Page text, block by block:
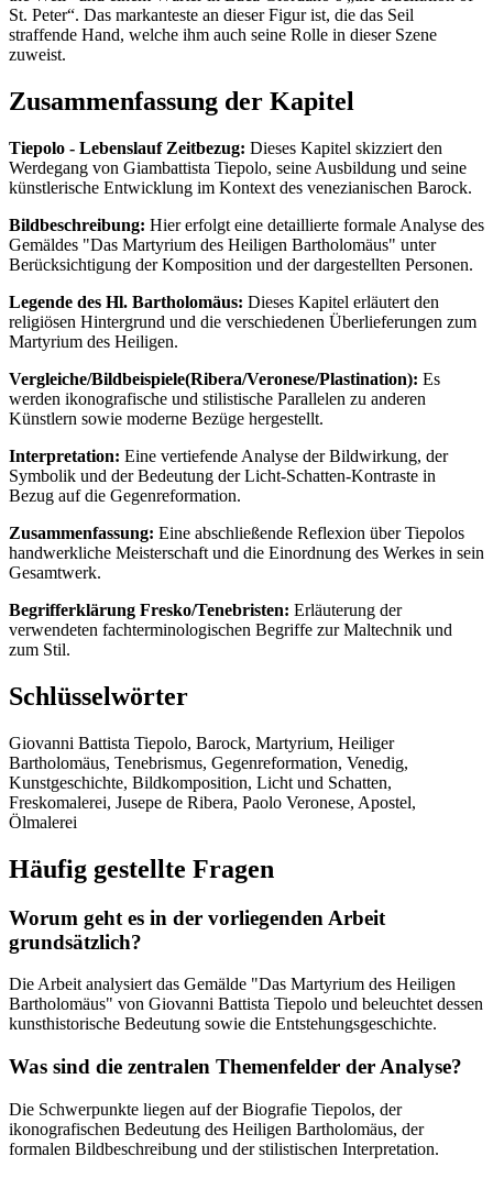
St. Peter“. Das markanteste an dieser Figur ist, die das Seil
straffende Hand, welche ihm auch seine Rolle in dieser Szene
zuweist.
Zusammenfassung der Kapitel
Tiepolo - Lebenslauf Zeitbezug: Dieses Kapitel skizziert den
Werdegang von Giambattista Tiepolo, seine Ausbildung und seine
künstlerische Entwicklung im Kontext des venezianischen Barock.
Bildbeschreibung: Hier erfolgt eine detaillierte formale Analyse des
Gemäldes "Das Martyrium des Heiligen Bartholomäus" unter
Berücksichtigung der Komposition und der dargestellten Personen.
Legende des Hl. Bartholomäus: Dieses Kapitel erläutert den
religiösen Hintergrund und die verschiedenen Überlieferungen zum
Martyrium des Heiligen.
Vergleiche/Bildbeispiele(Ribera/Veronese/Plastination): Es
werden ikonografische und stilistische Parallelen zu anderen
Künstlern sowie moderne Bezüge hergestellt.
Interpretation: Eine vertiefende Analyse der Bildwirkung, der
Symbolik und der Bedeutung der Licht-Schatten-Kontraste in
Bezug auf die Gegenreformation.
Zusammenfassung: Eine abschließende Reflexion über Tiepolos
handwerkliche Meisterschaft und die Einordnung des Werkes in sein
Gesamtwerk.
Begrifferklärung Fresko/Tenebristen: Erläuterung der
verwendeten fachterminologischen Begriffe zur Maltechnik und
zum Stil.
Schlüsselwörter
Giovanni Battista Tiepolo, Barock, Martyrium, Heiliger
Bartholomäus, Tenebrismus, Gegenreformation, Venedig,
Kunstgeschichte, Bildkomposition, Licht und Schatten,
Freskomalerei, Jusepe de Ribera, Paolo Veronese, Apostel,
Ölmalerei
Häufig gestellte Fragen
Worum geht es in der vorliegenden Arbeit
grundsätzlich?
Die Arbeit analysiert das Gemälde "Das Martyrium des Heiligen
Bartholomäus" von Giovanni Battista Tiepolo und beleuchtet dessen
kunsthistorische Bedeutung sowie die Entstehungsgeschichte.
Was sind die zentralen Themenfelder der Analyse?
Die Schwerpunkte liegen auf der Biografie Tiepolos, der
ikonografischen Bedeutung des Heiligen Bartholomäus, der
formalen Bildbeschreibung und der stilistischen Interpretation.